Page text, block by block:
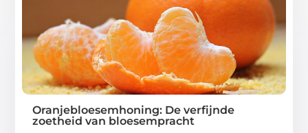
Oranjebloesemhoning: De verfijnde
zoetheid van bloesempracht